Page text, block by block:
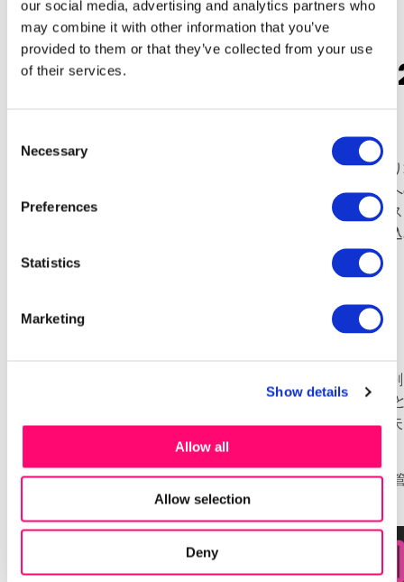
our social media, advertising and analytics partners who
may combine it with other information that you’ve
provided to them or that they’ve collected from your use
of their services.
Selection
Necessary
Preferences
Statistics
Marketing
Show details
Allow all
Allow selection
Deny
$MCVT を動かした要因 –
2025年7月28日の週、$MCVT は投機熱と活発な取引によ
の背景には、新たに発表された高利回りローンプログラム
の少なさと大量のインサイダー保有が、典型的なショート
リテール投資家やモメンタムトレーダーの強い参加を呼び
アニュリーさんについて
過去に彼は大きな先物口座を運用していましたが、自信過
その後、トレード・ザ・プール で株式へ転向し、株式取引
適応しようとしました。14日間のトライアルで練習し、損
優位性を見つけることができました。
トレード・ザ・プール のデイリーポーズやその他のリスク
危険にさらすことなく学習を続けることができました。